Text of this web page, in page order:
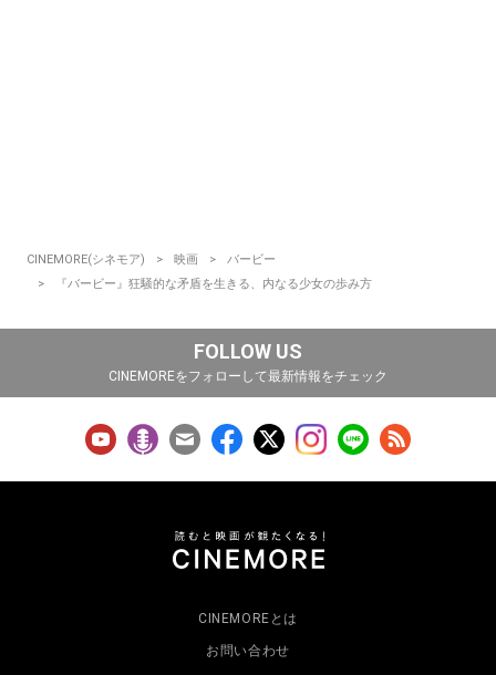
CINEMORE(シネモア) 映画
バービー
『バービー』狂騒的な矛盾を生きる、内なる少女の歩み方
FOLLOW US
CINEMOREをフォローして最新情報をチェック
CINEMOREとは
お問い合わせ